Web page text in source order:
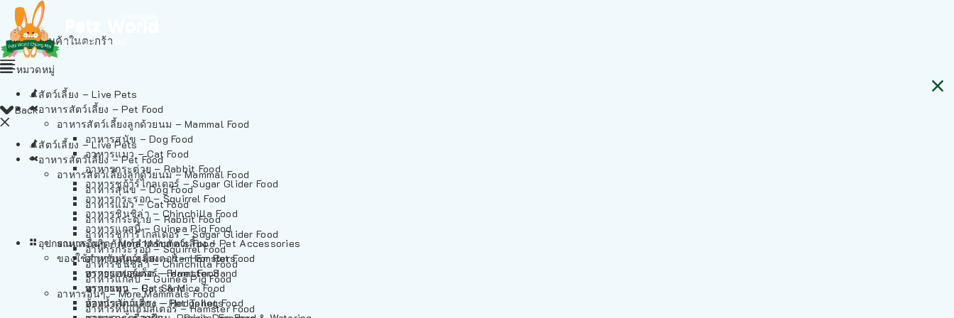
ไม่มีสินค้าในตะกร้า
Back
สัตว์เลี้ยง – Live Pets
อาหารสัตว์เลี้ยง – Pet Food
อาหารสัตว์เลี้ยงลูกด้วยนม – Mammal Food
อาหารสุนัข – Dog Food
อาหารแมว – Cat Food
อาหารกระต่าย – Rabbit Food
อาหารชูก้าร์ไกลเดอร์ – Sugar Glider Food
อาหารกระรอก – Squirrel Food
อาหารชินชิล่า – Chinchilla Food
อาหารแกสบี้ – Guinea Pig Food
อาหารอื่นๆ – More Mammals Food
อาหารหนูแฮมสเตอร์ – Hamster Food
หมวดหมู่
สัตว์เลี้ยง – Live Pets
อาหารสัตว์เลี้ยง – Pet Food
อาหารสัตว์เลี้ยงลูกด้วยนม – Mammal Food
อาหารสุนัข – Dog Food
อาหารแมว – Cat Food
อาหารกระต่าย – Rabbit Food
อาหารชูก้าร์ไกลเดอร์ – Sugar Glider Food
อาหารกระรอก – Squirrel Food
อาหารชินชิล่า – Chinchilla Food
อาหารแกสบี้ – Guinea Pig Food
อาหารอื่นๆ – More Mammals Food
อาหารหนูแฮมสเตอร์ – Hamster Food
อาหารเฟอร์เร็ต – Ferret Food
อาหารหนู – Rats & Mice Food
อาหารเม่นแคระ – Hedgehog Food
อุปกรณและผลิตภัณฑ์สำหรับสัตว์เลี้ยง – Pet Accessories
ของใช้สำหรับสัตว์เลี้ยง – Item For Pets
ทรายแฮมสเตอร์ – Hamster Sand
ทรายแมว – Cat Sand
ห้องน้ำสัตว์เลี้ยง – Pet Toilets